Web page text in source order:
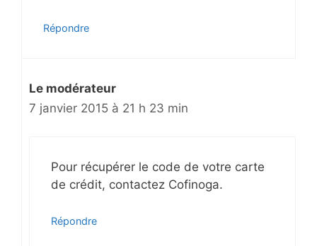
Répondre
Le modérateur
7 janvier 2015 à 21 h 23 min
Pour récupérer le code de votre carte
de crédit, contactez Cofinoga.
Répondre